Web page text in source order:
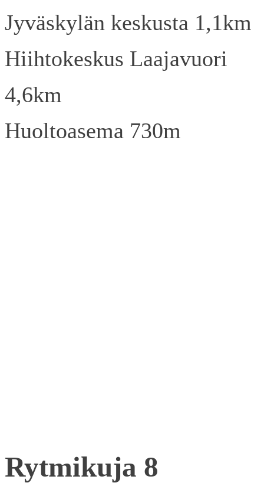
Jyväskylän keskusta 1,1km
Hiihtokeskus Laajavuori
4,6km
Huoltoasema 730m
Rytmikuja 8